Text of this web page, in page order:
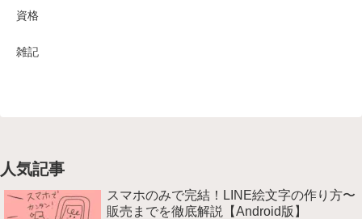
資格
雑記
人気記事
スマホのみで完結！LINE絵文字の作り方〜
販売までを徹底解説【Android版】